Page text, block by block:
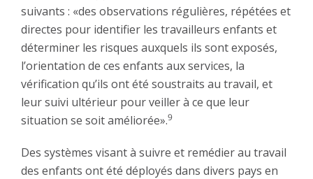
suivants : «des observations régulières, répétées et
directes pour identifier les travailleurs enfants et
déterminer les risques auxquels ils sont exposés,
l’orientation de ces enfants aux services, la
vérification qu’ils ont été soustraits au travail, et
leur suivi ultérieur pour veiller à ce que leur
situation se soit améliorée».9
Des systèmes visant à suivre et remédier au travail
des enfants ont été déployés dans divers pays en